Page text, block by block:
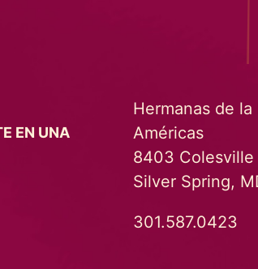
EN UNA
Hermanas de
Américas
8403
Silver Spring,
301.587.0423